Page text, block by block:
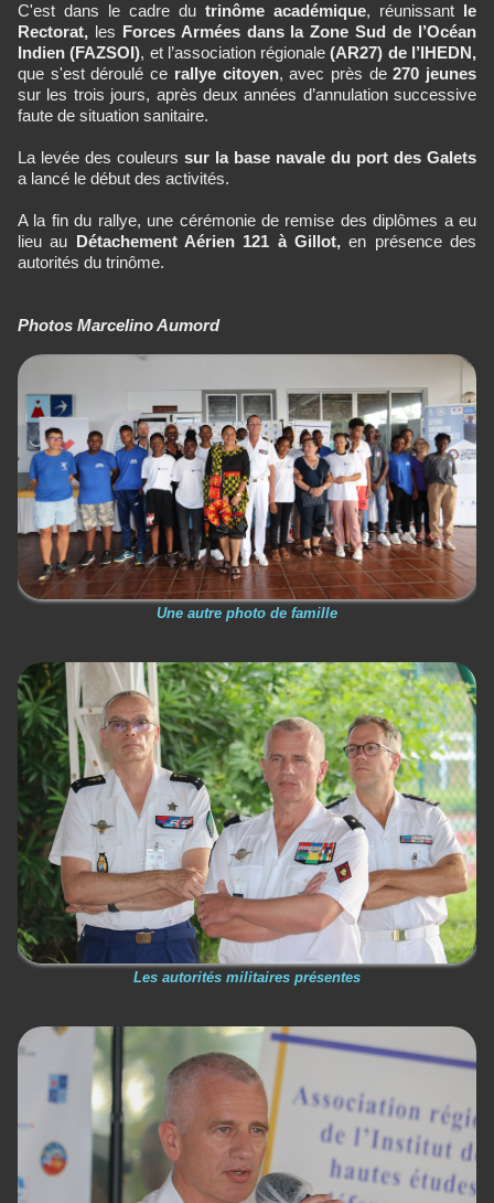
C'est dans le cadre du trinôme académique, réunissant le
Rectorat, les Forces Armées dans la Zone Sud de l’Océan
Indien (FAZSOI), et l’association régionale(AR27) de l’IHEDN,
que s'est déroulé ce rallye citoyen, avec près de270 jeunes
sur les trois jours, après deux années d’annulation successive
faute de situation sanitaire.
La levée des couleurs sur la base navale du port des Galets
a lancé le début des activités.
A la fin du rallye, une cérémonie de remise des diplômes a eu
lieu au Détachement Aérien 121 à Gillot, en présence des
autorités du trinôme.
Photos Marcelino Aumord
Une autre photo de famille
Les autorités militaires présentes